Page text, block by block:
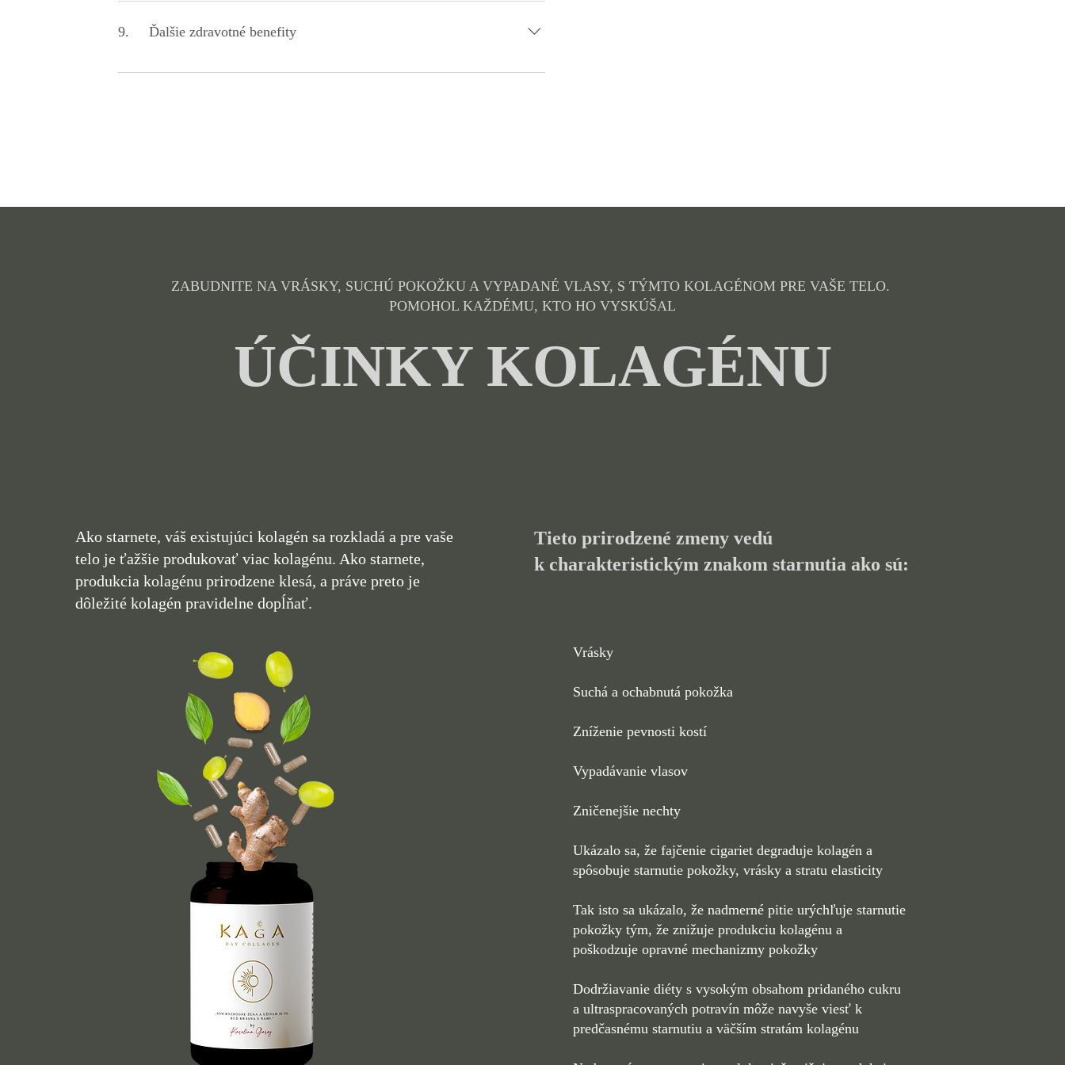
9. Ďalšie zdravotné benefity
Keďže kolagén tvorí toľko kritických častí nášho tela, je nielen prospešný, ale aj nevyhnutný
ZABUDNITE NA VRÁSKY, SUCHÚ POKOŽKU A VYPADANÉ VLASY, S TÝMTO KOLAGÉNOM PRE VAŠE TELO.
POMOHOL KAŽDÉMU, KTO HO VYSKÚŠAL
​ÚČINKY KOLAGÉNU
Ako starnete, váš existujúci kolagén sa rozkladá a pre vaše
telo je ťažšie produkovať viac kolagénu. Ako starnete,
produkcia kolagénu prirodzene klesá, a práve preto je
dôležité kolagén pravidelne dopĺňať.
Tieto prirodzené zmeny vedú
k charakteristickým znakom starnutia ako sú:
Vrásky
Suchá a ochabnutá pokožka
Zníženie pevnosti kostí
Vypadávanie vlasov
Zničenejšie nechty
Ukázalo sa, že fajčenie cigariet degraduje kolagén a
spôsobuje starnutie pokožky, vrásky a stratu elasticity
Tak isto sa ukázalo, že nadmerné pitie urýchľuje starnutie
pokožky tým, že znižuje produkciu kolagénu a
poškodzuje opravné mechanizmy pokožky
Dodržiavanie diéty s vysokým obsahom pridaného cukru
a ultraspracovaných potravín môže navyše viesť k
predčasnému starnutiu a väčším stratám kolagénu